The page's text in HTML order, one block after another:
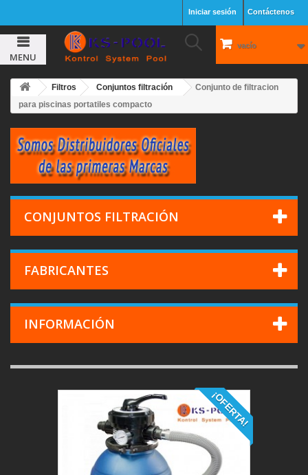
Contáctenos
Iniciar sesión
vacío
MENU
Filtros Conjuntos filtración
Conjunto de filtracion
para piscinas portatiles compacto
CONJUNTOS FILTRACIÓN
FABRICANTES
INFORMACIÓN
¡OFERTA!